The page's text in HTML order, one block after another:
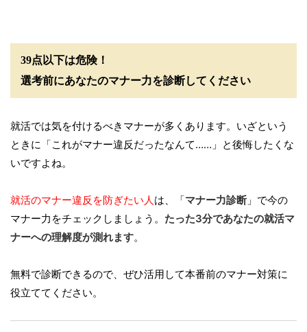
39点以下は危険！
選考前にあなたのマナー力を診断してください
就活では気を付けるべきマナーが多くあります。いざという
ときに「これがマナー違反だったなんて……」と後悔したくな
いですよね。
就活のマナー違反を防ぎたい人 は、「マナー力診断」で今の
マナー力をチェックしましょう。 たった3分であなたの就活マ
ナーへの理解度が測れます。
無料で診断できるので、ぜひ活用して本番前のマナー対策に
役立ててください。